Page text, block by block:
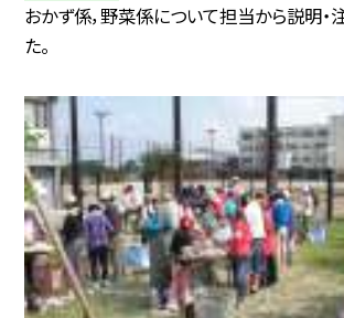
おかず係，野菜係について担当から説明・
た。